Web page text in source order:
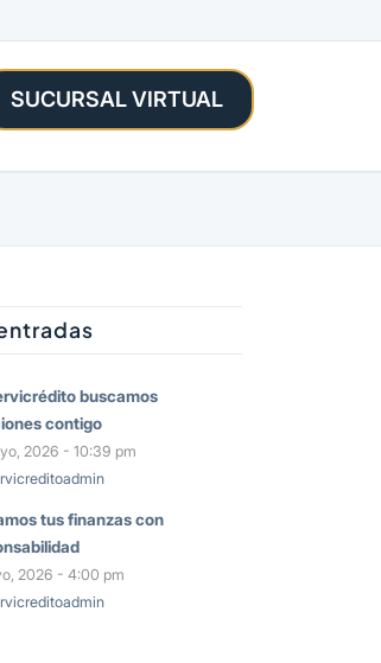
SUCURSAL VIRTUAL
buscamos
contigo
2026 - 10:39 pm
tus finanzas con
2026 - 4:00 pm